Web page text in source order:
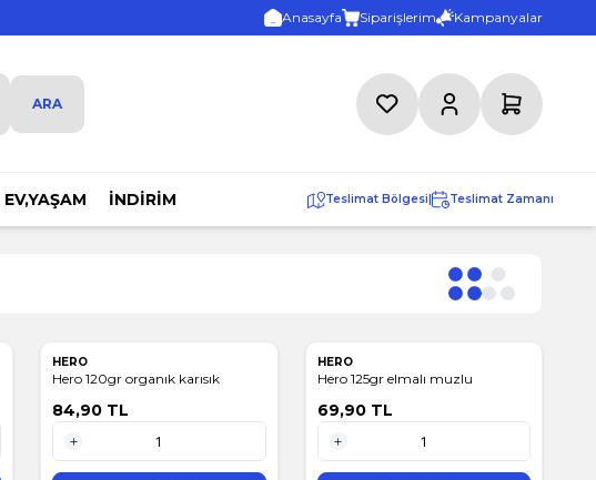
Anasayfa Siparişlerim Kampanyalar
ARA FavorilerimHesabım Sepetim
EV,YAŞAM İNDİRİM Teslimat Bölgesi| Teslimat Zamanı
HERO
Hero 120gr organık karısık
84,90 TL
1 Adet
HERO
Hero 125gr elmalı muzlu
69,90TL
1 Adet